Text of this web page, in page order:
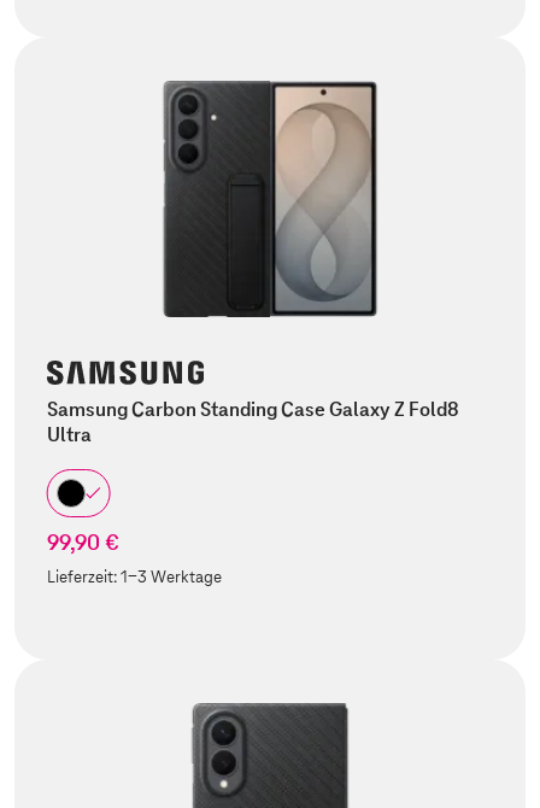
Samsung Carbon Standing Case Galaxy Z Fold8
Ultra
99,90 €
Lieferzeit:1-3 Werktage